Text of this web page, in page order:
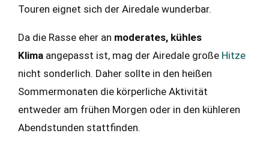
Touren eignet sich der Airedale wunderbar.
Da die Rasse eher an moderates, kühles
Klima angepasst ist, mag der Airedale große Hitze
nicht sonderlich. Daher sollte in den heißen
Sommermonaten die körperliche Aktivität
entweder am frühen Morgen oder in den kühleren
Abendstunden stattfinden.